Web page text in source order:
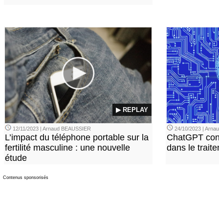
▶ REPLAY
12/11/2023 | Arnaud BEAUSSIER
L’impact du téléphone portable sur la
fertilité masculine : une nouvelle
étude
24/10/2023 |
ChatGPT
dans le
Contenus sponsorisés